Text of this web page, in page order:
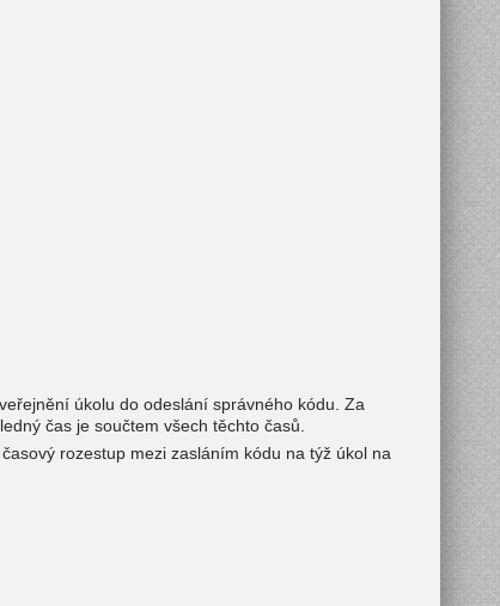
úkolu do odeslání správného kódu. Za
čas je součtem všech těchto časů.
rozestup mezi zasláním kódu na týž úkol na